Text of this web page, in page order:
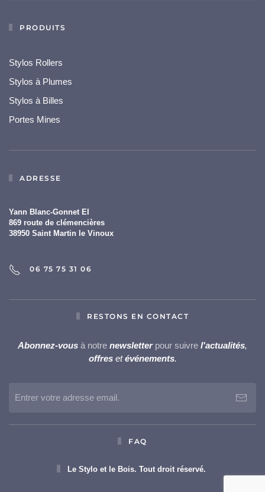
PRODUITS
Stylos Rollers
Stylos à Plumes
Stylos à Billes
Portes Mines
ADRESSE
Yann Blanc-Gonnet EI
869 route de clémencières
38950 Saint Martin le Vinoux
06 75 75 31 06
RESTONS EN CONTACT
Abonnez-vous à notre newsletterpour suivre l'actualités,
offresetévénements.
FAQ
Le Stylo et le Bois. Tout droit réservé.